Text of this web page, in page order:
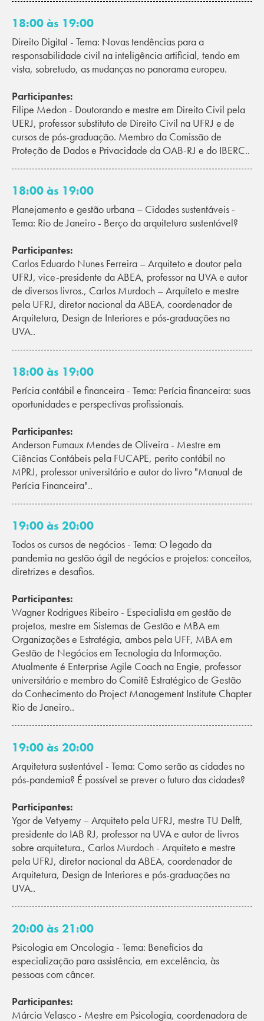
18:00 às 19:00
Direito Digital - Tema: Novas tendências para a
responsabilidade civil na inteligência artificial, tendo em
vista, sobretudo, as mudanças no panorama europeu.
Participantes:
Filipe Medon - Doutorando e mestre em Direito Civil pela
UERJ, professor substituto de Direito Civil na UFRJ e de
cursos de pós-graduação. Membro da Comissão de
Proteção de Dados e Privacidade da OAB-RJ e do IBERC..
18:00 às 19:00
Planejamento e gestão urbana – Cidades sustentáveis -
Tema: Rio de Janeiro - Berço da arquitetura sustentável?
Participantes:
Carlos Eduardo Nunes Ferreira – Arquiteto e doutor pela
UFRJ, vice-presidente da ABEA, professor na UVA e autor
de diversos livros., Carlos Murdoch – Arquiteto e mestre
pela UFRJ, diretor nacional da ABEA, coordenador de
Arquitetura, Design de Interiores e pós-graduações na
UVA..
18:00 às 19:00
Perícia contábil e financeira - Tema: Perícia financeira: suas
oportunidades e perspectivas profissionais.
Participantes:
Anderson Fumaux Mendes de Oliveira - Mestre em
Ciências Contábeis pela FUCAPE, perito contábil no
MPRJ, professor universitário e autor do livro "Manual de
Perícia Financeira"..
19:00 às 20:00
Todos os cursos de negócios - Tema: O legado da
pandemia na gestão ágil de negócios e projetos: conceitos,
diretrizes e desafios.
Participantes:
Wagner Rodrigues Ribeiro - Especialista em gestão de
projetos, mestre em Sistemas de Gestão e MBA em
Organizações e Estratégia, ambos pela UFF, MBA em
Gestão de Negócios em Tecnologia da Informação.
Atualmente é Enterprise Agile Coach na Engie, professor
universitário e membro do Comitê Estratégico de Gestão
do Conhecimento do Project Management Institute Chapter
Rio de Janeiro..
19:00 às 20:00
Arquitetura sustentável - Tema: Como serão as cidades no
pós-pandemia? É possível se prever o futuro das cidades?
Participantes:
Ygor de Vetyemy – Arquiteto pela UFRJ, mestre TU Delft,
presidente do IAB RJ, professor na UVA e autor de livros
sobre arquitetura., Carlos Murdoch - Arquiteto e mestre
pela UFRJ, diretor nacional da ABEA, coordenador de
Arquitetura, Design de Interiores e pós-graduações na
UVA..
20:00 às 21:00
Psicologia em Oncologia - Tema: Benefícios da
especialização para assistência, em excelência, às
pessoas com câncer.
Participantes:
Márcia Velasco - Mestre em Psicologia, coordenadora de